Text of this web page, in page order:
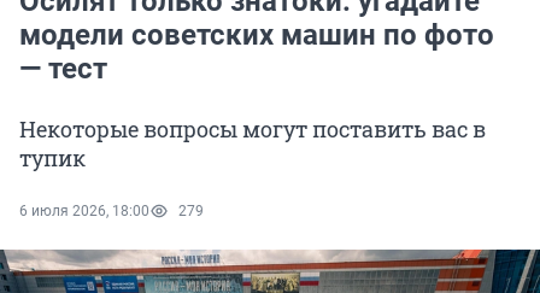
модели советских машин по фото
— тест
Некоторые вопросы могут поставить вас в
тупик
6 июля 2026, 18:00 279